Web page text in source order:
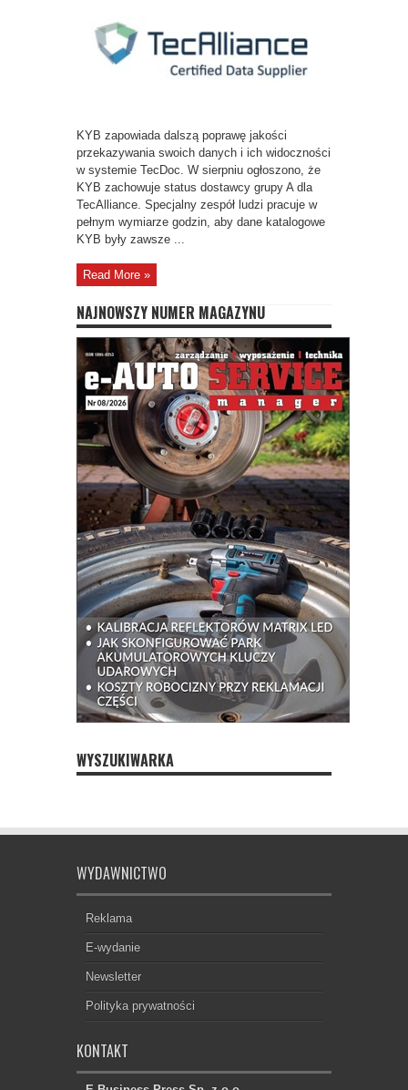
KYB zapowiada dalszą poprawę jakości
przekazywania swoich danych i ich widoczności
w systemie TecDoc. W sierpniu ogłoszono, że
KYB zachowuje status dostawcy grupy A dla
TecAlliance. Specjalny zespół ludzi pracuje w
pełnym wymiarze godzin, aby dane katalogowe
KYB były zawsze ...
Read More »
NAJNOWSZY NUMER MAGAZYNU
WYSZUKIWARKA
WYDAWNICTWO
Reklama
E-wydanie
Newsletter
Polityka prywatności
KONTAKT